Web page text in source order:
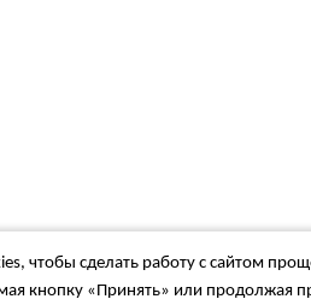
чтобы сделать работу с сайтом
кнопку «Принять» или продолжая